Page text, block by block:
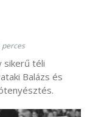
perces
sikerű téli
Balázs és